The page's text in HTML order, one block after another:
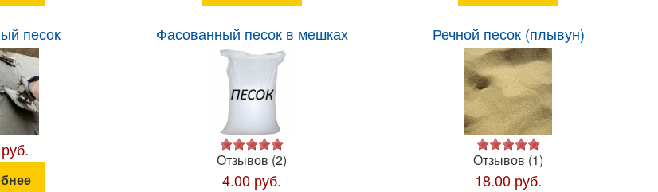
песок Фасованный песок в мешках
Отзывов (2)
4.00 руб.
Речной песок (плывун)
Отзывов (1)
18.00 руб.